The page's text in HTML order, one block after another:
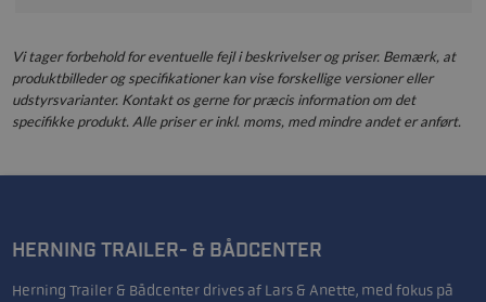
Vi tager forbehold for eventuelle fejl i beskrivelser og priser. Bemærk, at
produktbilleder og specifikationer kan vise forskellige versioner eller
udstyrsvarianter. Kontakt os gerne for præcis information om det
specifikke produkt. Alle priser er inkl. moms, med mindre andet er anført.
HERNING TRAILER- & BÅDCENTER
Herning Trailer & Bådcenter drives af Lars & Anette, med fokus på